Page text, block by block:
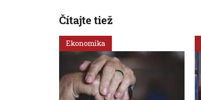
Čítajte tiež
Ekonomika